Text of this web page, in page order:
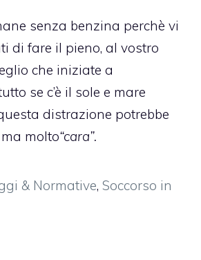
senza benzina perchè vi
di fare il pieno, al vostro
che iniziate a
se c’è il sole e mare
distrazione potrebbe
molto“cara”.
& Normative,Soccorso in